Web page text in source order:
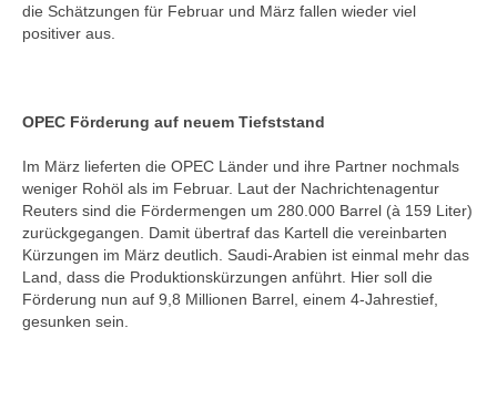
die Schätzungen für Februar und März fallen wieder viel
positiver aus.
OPEC Förderung auf neuem Tiefststand
Im März lieferten die OPEC Länder und ihre Partner nochmals
weniger Rohöl als im Februar. Laut der Nachrichtenagentur
Reuters sind die Fördermengen um 280.000 Barrel (à 159 Liter)
zurückgegangen. Damit übertraf das Kartell die vereinbarten
Kürzungen im März deutlich. Saudi-Arabien ist einmal mehr das
Land, dass die Produktionskürzungen anführt. Hier soll die
Förderung nun auf 9,8 Millionen Barrel, einem 4-Jahrestief,
gesunken sein.